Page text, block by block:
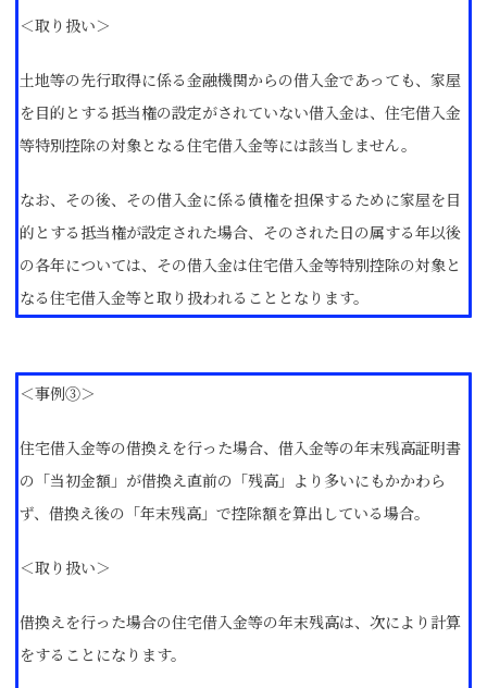
＜取り扱い＞
土地等の先行取得に係る金融機関からの借入金であっても、家屋
を目的とする抵当権の設定がされていない借入金は、住宅借入金
等特別控除の対象となる住宅借入金等には該当しません。
なお、その後、その借入金に係る債権を担保するために家屋を目
的とする抵当権が設定された場合、そのされた日の属する年以後
の各年については、その借入金は住宅借入金等特別控除の対象と
なる住宅借入金等と取り扱われることとなります。
＜事例③＞
住宅借入金等の借換えを行った場合、借入金等の年末残高証明書
の「当初金額」が借換え直前の「残高」より多いにもかかわら
ず、借換え後の「年末残高」で控除額を算出している場合。
＜取り扱い＞
借換えを行った場合の住宅借入金等の年末残高は、次により計算
をすることになります。